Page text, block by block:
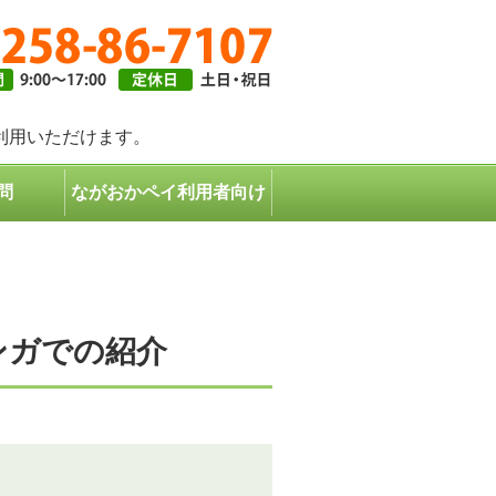
フトは長岡市共通商品券で｜長岡市共通商品券協同組合
いただけます。
ながおかペイ利用者向け
での紹介